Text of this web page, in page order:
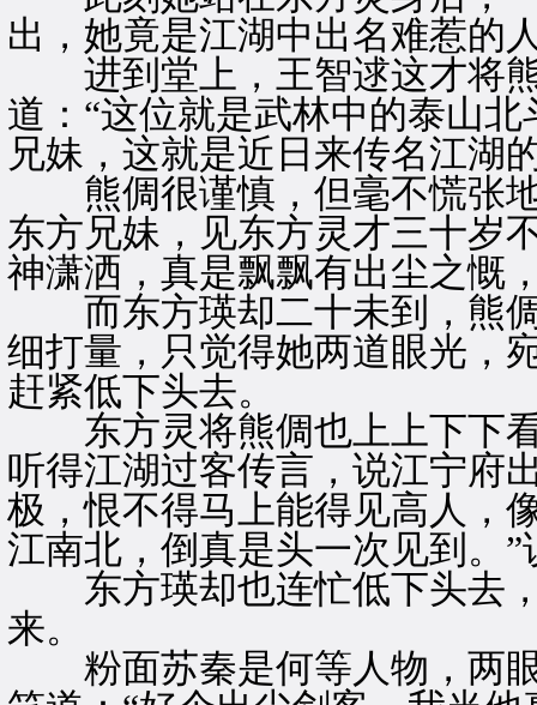
出，她竟是江湖中出名难惹的
进到堂上，王智逑这才将熊
道：“这位就是武林中的泰山
兄妹，这就是近日来传名江湖
熊倜很谨慎，但毫不慌张地
东方兄妹，见东方灵才三十岁
神潇洒，真是飘飘有出尘之慨
而东方瑛却二十未到，熊倜
细打量，只觉得她两道眼光，
赶紧低下头去。
东方灵将熊倜也上上下下看
听得江湖过客传言，说江宁府
极，恨不得马上能得见高人，
江南北，倒真是头一次见到。
东方瑛却也连忙低下头去，
来。
粉面苏秦是何等人物，两眼